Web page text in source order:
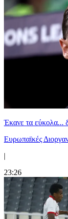
Έκανε τα εύκολα...
Ευρωπαϊκές
|
23:26